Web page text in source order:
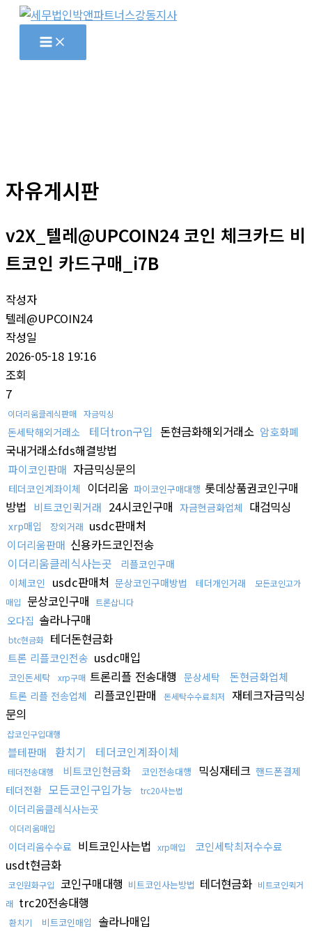
자유게시판
v2X_텔레@UPCOIN24 코인 체크카드 비
트코인 카드구매_i7B
작성자
텔레@UPCOIN24
작성일
2026-05-18 19:16
조회
7
이더리움클레식판매 자금믹싱
돈세탁해외거래소 테더tron구입 돈현금화해외거래소 암호화폐
국내거래소fds해결방법
파이코인판매 자금믹싱문의
테더코인계좌이체 이더리움 파이코인구매대행 롯데상품권코인구매
방법 비트코인퀵거래 24시코인구매 자금현금화업체 대검믹싱
xrp매입 장외거래 usdc판매처
이더리움판매 신용카드코인전송
이더리움클레식사는곳
리플코인구매
이체코인
usdc판매처 문상코인구매방법 테더개인거래
모든코인고가
매입 문상코인구매 트론삽니다
오다집 솔라나구매
btc현금화 테더돈현금화
트론 리플코인전송 usdc매입
코인돈세탁 xrp구매 트론리플 전송대행 문상세탁 돈현금화업체
트론 리플 전송업체 리플코인판매 돈세탁수수료최저
재테크자금믹싱
문의
잡코인구입대행
블테판매 환치기 테더코인계좌이체
테더전송대행 비트코인현금화 코인전송대행 믹싱재테크 핸드폰결제
테더전환 모든코인구입가능 trc20사는법
이더리움클레식사는곳
이더리움매입
이더리움수수료 비트코인사는법 xrp매입 코인세탁최저수수료
usdt현금화
코인원화구입 코인구매대행 비트코인사는방법 테더현금화 비트코인퀵거
래 trc20전송대행
환치기 비트코인매입
솔라나매입